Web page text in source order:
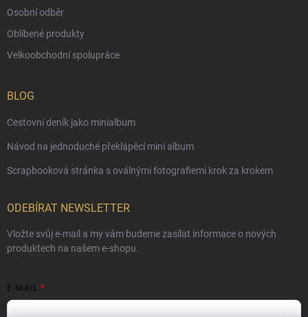
Osobní odběr
Oblíbené produkty
Velkoobchodní spolupráce
BLOG
Cestovní deník jako minialbum
Návod na jednoduché překlápěcí mini album
Scrapbooková stránka s oválnými fotografiemi krok za krokem
ODEBÍRAT NEWSLETTER
Vložte svůj e-mail a my vám budeme zasílat informace o nových
produktech na našem e-shopu.
E-MAIL